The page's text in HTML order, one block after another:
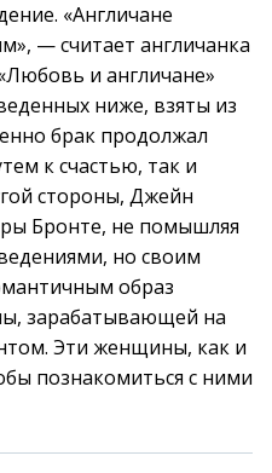
«Англичане
— считает англичанка
и англичане»
ниже, взяты из
брак продолжал
к счастью, так и
стороны, Джейн
Бронте, не помышляя
но своим
образ
зарабатывающей на
Эти женщины, как и
познакомиться с ними